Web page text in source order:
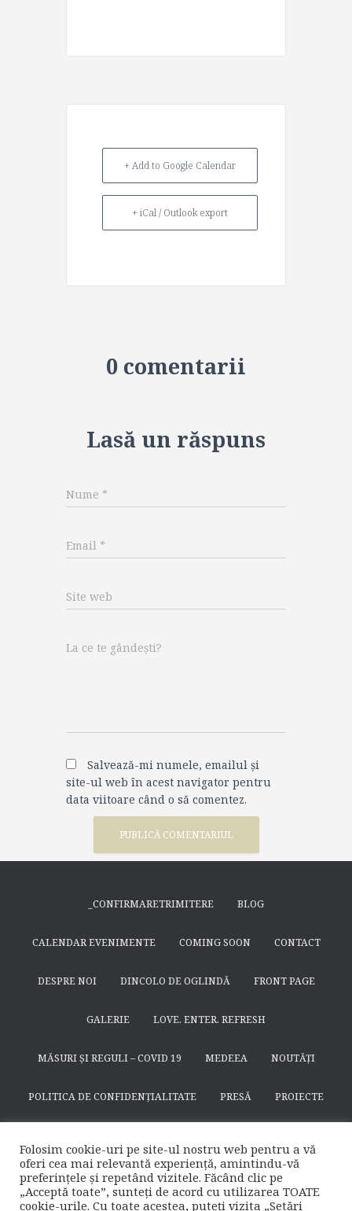
+ Add to Google Calendar
+ iCal / Outlook export
0 comentarii
Lasă un răspuns
Nume *
Email *
Site web
La ce te gândești?
Salvează-mi numele, emailul și
site-ul web în acest navigator pentru
data viitoare când o să comentez.
_CONFIRMARETRIMITERE BLOG
CALENDAR EVENIMENTE COMING SOON CONTACT
DESPRE NOI DINCOLO DE OGLINDĂ FRONT PAGE
GALERIE LOVE. ENTER. REFRESH
MĂSURI ȘI REGULI – COVID 19 MEDEEA NOUTĂȚI
POLITICA DE CONFIDENȚIALITATE PRESĂ PROIECTE
SUSȚINE TEATRULAPROPO.RO
Folosim cookie-uri pe site-ul nostru web pentru a vă
oferi cea mai relevantă experiență, amintindu-vă
preferințele și repetând vizitele. Făcând clic pe
„Acceptă toate”, sunteți de acord cu utilizarea TOATE
cookie-urile. Cu toate acestea, puteți vizita „Setări